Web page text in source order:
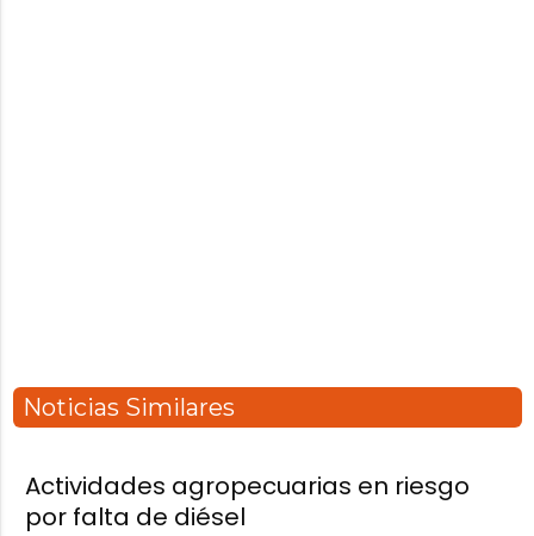
Noticias Similares
Actividades agropecuarias en riesgo
por falta de diésel